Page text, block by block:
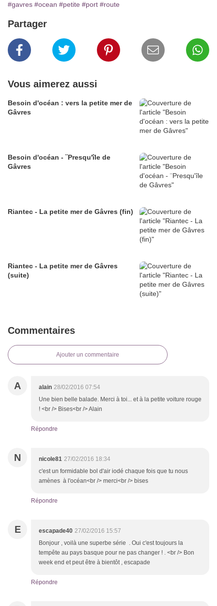
#gavres #ocean #petite #port #route
Partager
Vous aimerez aussi
Besoin d'océan : vers la petite mer de
Gâvres
Besoin d'océan - ¨Presqu'île de
Gâvres
Riantec - La petite mer de Gâvres (fin)
Riantec - La petite mer de Gâvres
(suite)
Commentaires
Ajouter un commentaire
A alain 28/02/2016 07:54
Une bien belle balade. Merci à toi... et à la petite voiture rouge
! <br /> Bises<br /> Alain
Répondre
N nicole81 27/02/2016 18:34
c'est un formidable bol d'air iodé chaque fois que tu nous
amènes à l'océan<br /> merci<br /> bises
Répondre
E escapade40 27/02/2016 15:57
Bonjour , voilà une superbe série . Oui c'est toujours la
tempête au pays basque pour ne pas changer ! . <br /> Bon
week end et peut être à bientôt , escapade
Répondre